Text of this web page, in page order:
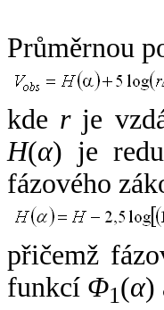
Průměrnou
kde rje
H(α) je
fázového
přičemž
funkcí Φ1(α)